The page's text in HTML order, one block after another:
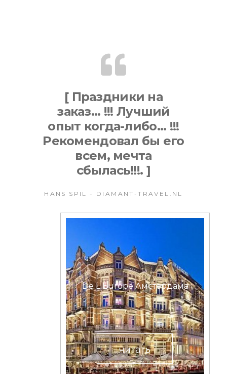
[ Праздники на
заказ... !!! Лучший
опыт когда-либо... !!!
Рекомендовал бы его
всем, мечта
сбылась!!!. ]
HANS SPIL - DIAMANT-TRAVEL.NL
читать
De L Europe Амстердамa